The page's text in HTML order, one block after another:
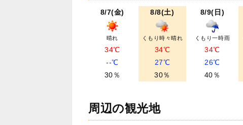
8/7(金)
晴れ
34℃
--℃
30％
8/8(土)
くもり時々晴れ
34℃
27℃
30％
8/9(日)
くもり一時雨
34℃
26℃
40％
周辺の観光地